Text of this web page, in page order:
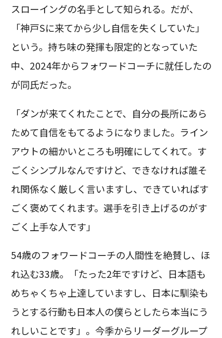
スローイングの名手として知られる。だが、
「神戸Sに来てから少し自信を失くしていた」
という。持ち味の発揮も限定的となっていた
中、2024年からフォワードコーチに就任したの
が同氏だった。
「ダンが来てくれたことで、自分の長所にあら
ためて自信をもてるようになりました。ライン
アウトの細かいところも明確にしてくれて。す
ごくシンプルなんですけど、できなければ誰そ
れ関係なく厳しく言いますし、できていればす
ごく褒めてくれます。選手を引き上げるのがす
ごく上手な人です」
54歳のフォワードコーチの人間性を絶賛し、ほ
れ込む33歳。「たった2年ですけど、日本語も
めちゃくちゃ上達していますし、日本に馴染も
うとする行動も日本人の僕らとしたら本当にう
れしいことです」。今季からリーダーグループ